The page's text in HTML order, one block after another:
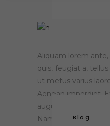
Aliquam lorem ante,
quis, feugiat a,
ut metus varius
Aenean imperdiet.
augue. Curabitur
Nam eget dui.
Blog